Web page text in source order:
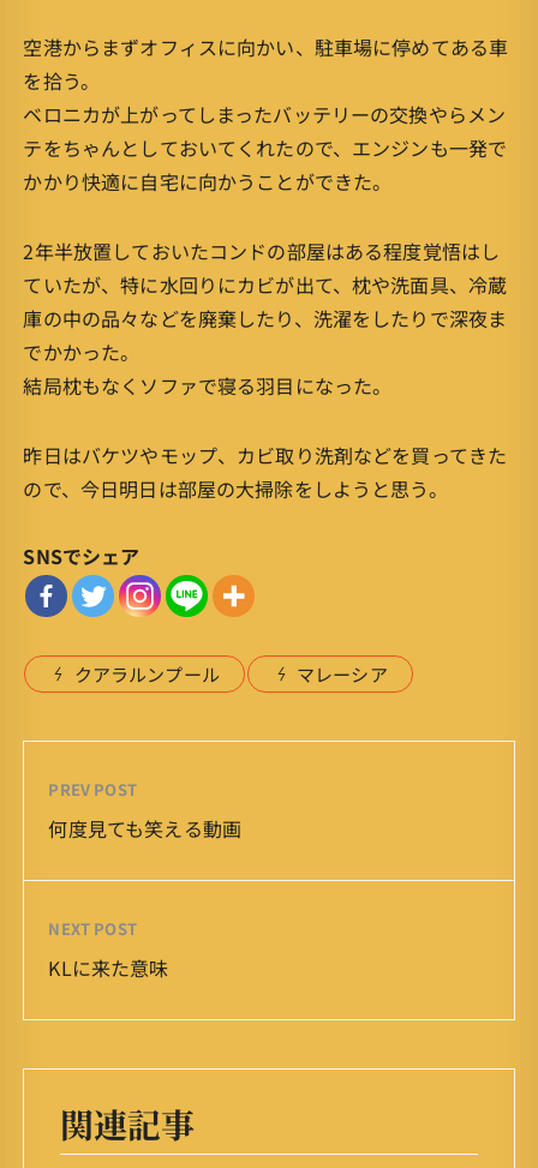
空港からまずオフィスに向かい、駐車場に停めてある車
を拾う。
ベロニカが上がってしまったバッテリーの交換やらメン
テをちゃんとしておいてくれたので、エンジンも一発で
かかり快適に自宅に向かうことができた。
2年半放置しておいたコンドの部屋はある程度覚悟はし
ていたが、特に水回りにカビが出て、枕や洗面具、冷蔵
庫の中の品々などを廃棄したり、洗濯をしたりで深夜ま
でかかった。
結局枕もなくソファで寝る羽目になった。
昨日はバケツやモップ、カビ取り洗剤などを買ってきた
ので、今日明日は部屋の大掃除をしようと思う。
SNSでシェア
クアラルンプール マレーシア
PREV POST
何度見ても笑える動画
NEXT POST
KLに来た意味
関連記事